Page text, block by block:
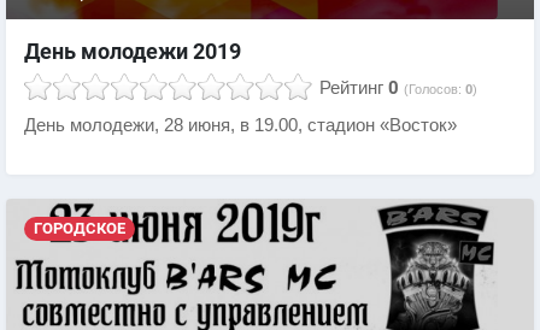
День молодежи 2019
Рейтинг 0 (Голосов: 0)
День молодежи, 28 июня, в 19.00, стадион «Восток»
ГОРОДСКОЕ